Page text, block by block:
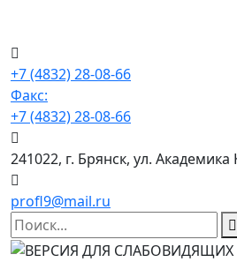
+7 (4832) 28-08-66
Факс:
+7 (4832) 28-08-66
241022, г. Брянск, ул.
profl9@mail.ru